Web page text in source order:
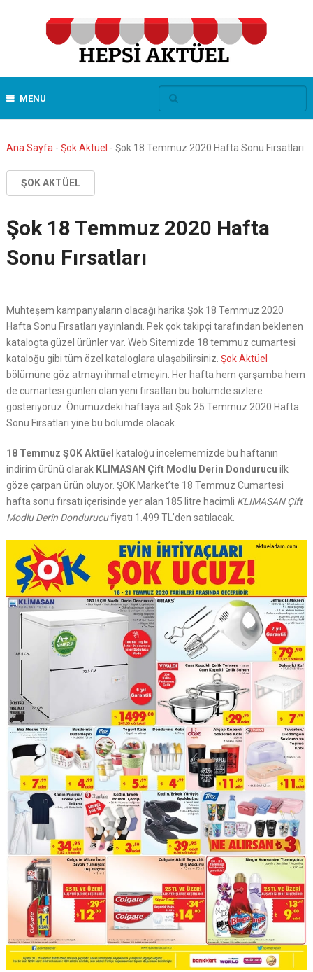
MENU
Ana Sayfa - Şok Aktüel - Şok 18 Temmuz 2020 Hafta Sonu Fırsatları
ŞOK AKTÜEL
Şok 18 Temmuz 2020 Hafta
Sonu Fırsatları
Muhteşem kampanyaların olacağı harika Şok 18 Temmuz 2020
Hafta Sonu Fırsatları yayınlandı. Pek çok takipçi tarafından beklenen
katalogta güzel ürünler var. Web Sitemizde 18 temmuz cumartesi
kataloğu gibi tüm özel kataloglara ulaşabilirsiniz. Şok Aktüel
bölümüne göz atmayı ihmal etmeyin. Her hafta hem çarşamba hem
de cumartesi günleri olan yeni fırsatları bu bölümde sizlere
gösteriyoruz. Önümüzdeki haftaya ait Şok 25 Temmuz 2020 Hafta
Sonu Fırsatları yine bu bölümde olacak.
18 Temmuz ŞOK Aktüel kataloğu incelememizde bu haftanın
indirim ürünü olarak KLIMASAN Çift Modlu Derin Dondurucu ilk
göze çarpan ürün oluyor. ŞOK Market’te 18 Temmuz Cumartesi
hafta sonu fırsatı içerisinde yer alan 185 litre hacimli KLIMASAN Çift
Modlu Derin Dondurucufiyatı 1.499 TL’den satılacak.